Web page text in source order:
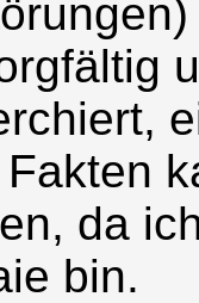
da
bin.